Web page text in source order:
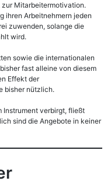
Mitarbeitermotivation.
ihren Arbeitnehmern jeden
zuwenden, solange die
wird.
sowie die internationalen
fast alleine von diesem
Effekt der
bisher nützlich.
Instrument verbirgt, fließt
sind die Angebote in keiner